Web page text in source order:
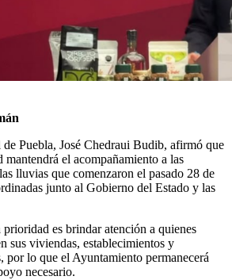
Puebla, José Chedraui Budib, afirmó que
el acompañamiento a las
lluvias que comenzaron el pasado 28 de
junto al Gobierno del Estado y las
es brindar atención a quienes
sus viviendas, establecimientos y
por lo que el Ayuntamiento permanecerá
necesario.